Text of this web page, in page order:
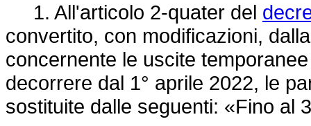
1. All'articolo 2-quater del
convertito, con modificazioni,
concernente le uscite
decorrere dal 1° aprile 2022, le
sostituite dalle seguenti: «Fino al